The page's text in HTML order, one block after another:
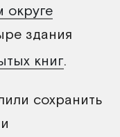
округе
здания
книг.
сохранить